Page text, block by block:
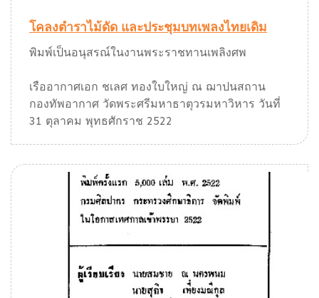
โคลงตำราไม้ดัด และประชุมบทเพลงไทยเดิม
พิมพ์เป็นอนุสรณ์ในงานพระราชทานเพลิงศพ
เรืออากาศเอก ชเลศ ทองใบใหญ่ ณ ฌาปนสถาน
กองทัพอากาศ วัดพระศรีมหาธาตุวรมหาวิหาร วันที่
31 ตุลาคม พุทธศักราช 2522